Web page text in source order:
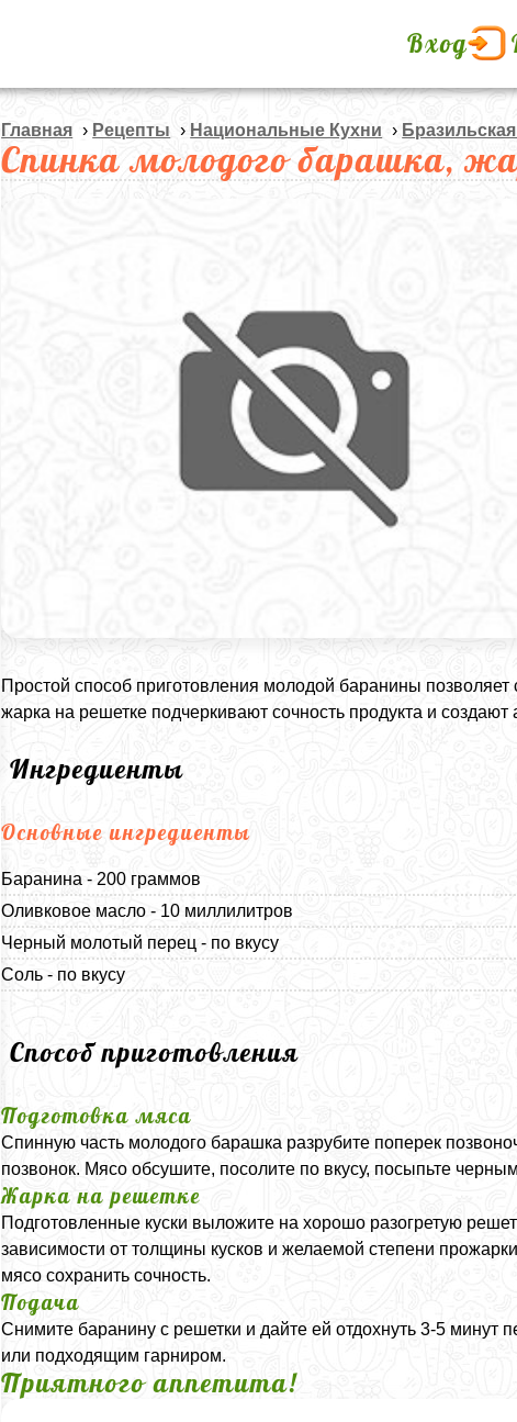
Вход
Главная › Рецепты › Национальные Кухни ›
Спинка молодого барашка,
Простой способ приготовления молодой баранины
жарка на решетке подчеркивают сочность продукта и создают
Ингредиенты
Основные ингредиенты
Баранина - 200 граммов
Оливковое масло - 10 миллилитров
Черный молотый перец - по вкусу
Соль - по вкусу
Способ приготовления
Подготовка мяса
Спинную часть молодого барашка разрубите поперек
позвонок. Мясо обсушите, посолите по вкусу, посыпьте
Жарка на решетке
Подготовленные куски выложите на хорошо разогретую
зависимости от толщины кусков и желаемой степени
мясо сохранить сочность.
Подача
Снимите баранину с решетки и дайте ей отдохнуть 3-5
или подходящим гарниром.
Приятного аппетита!